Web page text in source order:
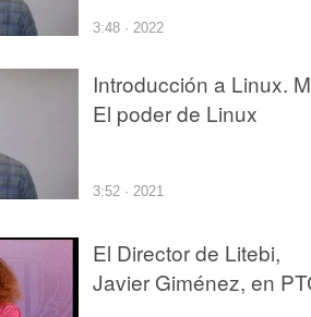
3:48 · 2022
Introducción a Linux.
El poder de Linux
3:52 · 2021
El Director de Litebi,
Javier Giménez, en